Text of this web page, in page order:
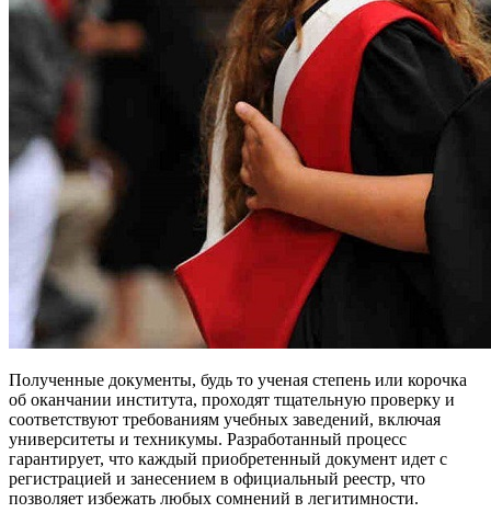
Полученные документы, будь то ученая степень или корочка
об оканчании института, проходят тщательную проверку и
соответствуют требованиям учебных заведений, включая
университеты и техникумы. Разработанный процесс
гарантирует, что каждый приобретенный документ идет с
регистрацией и занесением в официальный реестр, что
позволяет избежать любых сомнений в легитимности.